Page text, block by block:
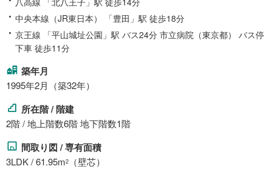
中央本線（JR東日本） 「豊田」駅 徒歩18分
京王線 「平山城址公園」駅 バス24分 市立病院（東京都） バス停
下車 徒歩11分
築年月
1995年2月（築32年）
所在階 / 階建
2階 / 地上階数6階 地下階数1階
間取り図 / 専有面積
3LDK / 61.95m2 （壁芯）